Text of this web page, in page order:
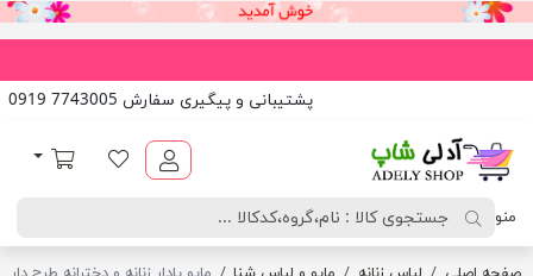
پشتیبانی و پیگیری سفارش 7743005 0919
لیست مورد علاقه
سبد خرید
منو